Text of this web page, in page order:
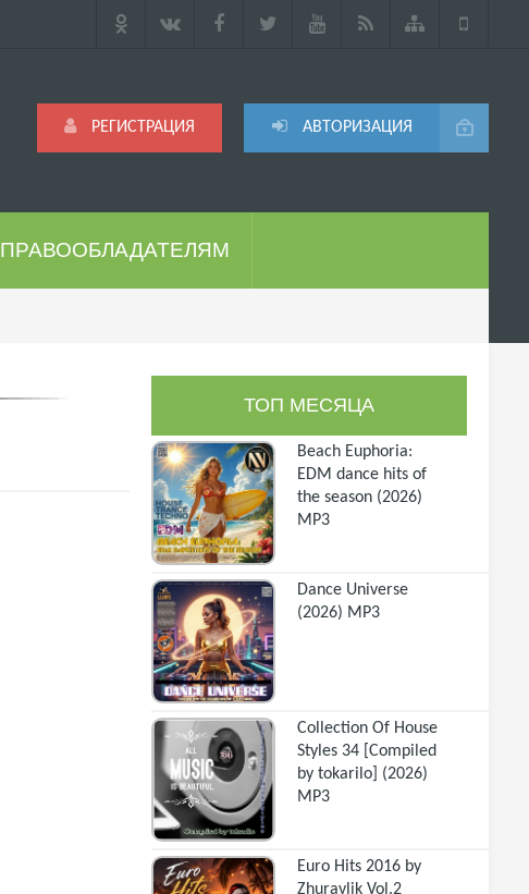
АВТОРИЗАЦИЯ
РЕГИСТРАЦИЯ
ПРАВООБЛАДАТЕЛЯМ
ТОП МЕСЯЦА
Beach Euphoria:
EDM dance hits of
the season (2026)
MP3
Dance Universe
(2026) MP3
Collection Of House
Styles 34 [Compiled
by tokarilo] (2026)
MP3
Euro Hits 2016 by
Zhuravlik Vol.2